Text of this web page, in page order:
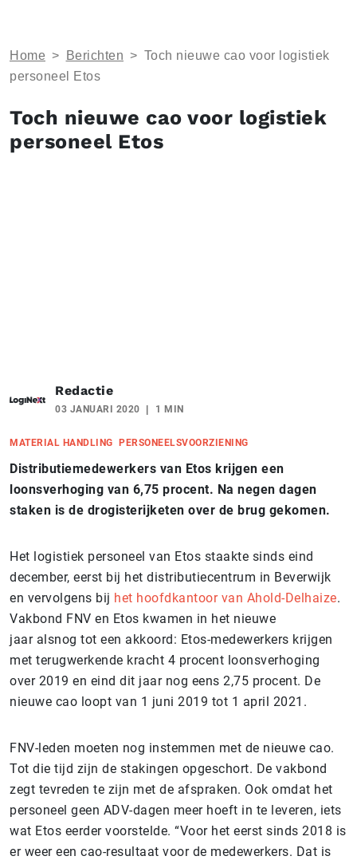
Home > Berichten > Toch nieuwe cao voor logistiek
personeel Etos
Toch nieuwe cao voor logistiek
personeel Etos
Redactie
03 JANUARI 2020 1 MIN
MATERIAL HANDLING PERSONEELSVOORZIENING
Distributiemedewerkers van Etos krijgen een
loonsverhoging van 6,75 procent. Na negen dagen
staken is de drogisterijketen over de brug gekomen.
Het logistiek personeel van Etos staakte sinds eind
december, eerst bij het distributiecentrum in Beverwijk
en vervolgens bij het hoofdkantoor van Ahold-Delhaize.
Vakbond FNV en Etos kwamen in het nieuwe
jaar alsnog tot een akkoord: Etos-medewerkers krijgen
met terugwerkende kracht 4 procent loonsverhoging
over 2019 en eind dit jaar nog eens 2,75 procent. De
nieuwe cao loopt van 1 juni 2019 tot 1 april 2021.
FNV-leden moeten nog instemmen met de nieuwe cao.
Tot die tijd zijn de stakingen opgeschort. De vakbond
zegt tevreden te zijn met de afspraken. Ook omdat het
personeel geen ADV-dagen meer hoeft in te leveren, iets
wat Etos eerder voorstelde. “Voor het eerst sinds 2018 is
er weer een cao-resultaat voor de medewerkers. Dat is